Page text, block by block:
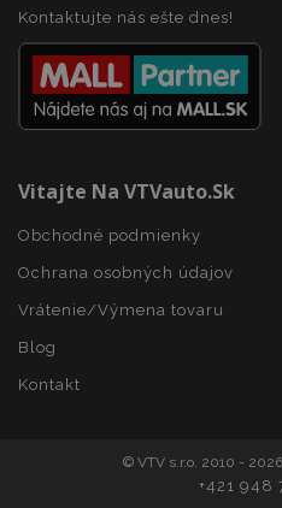
Kontaktujte nás ešte dnes!
Vitajte Na VTVauto.sk
Obchodné podmienky
Ochrana osobných údajov
Vrátenie/Výmena tovaru
Blog
Kontakt
© VTV s.r.o. 2010 -
+421 948
product_data_storage
section_data_ids